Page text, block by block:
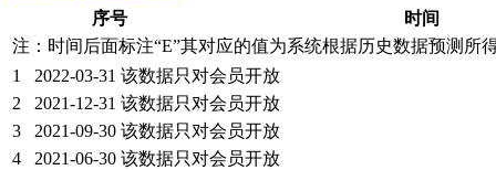
序号
时间
注：时间后面标注“E”其对应的值为系统根据历史数据预测所
1
2022-03-31 该数据只对会员开放
2
2021-12-31 该数据只对会员开放
3
2021-09-30 该数据只对会员开放
4
2021-06-30 该数据只对会员开放